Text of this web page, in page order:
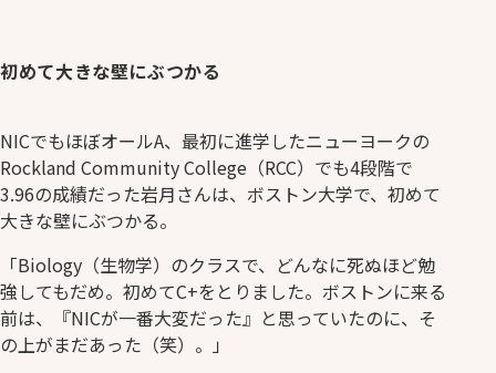
初めて大きな壁にぶつかる
NICでもほぼオールA、最初に進学したニューヨークの
Rockland Community College（RCC）でも4段階で
3.96の成績だった岩月さんは、ボストン大学で、初めて
大きな壁にぶつかる。
「Biology（生物学）のクラスで、どんなに死ぬほど勉
強してもだめ。初めてC+をとりました。ボストンに来る
前は、『NICが一番大変だった』と思っていたのに、そ
の上がまだあった（笑）。」